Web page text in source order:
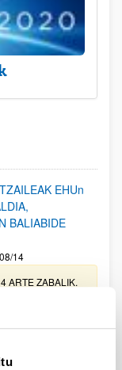
EHUn
BALIABIDE
14
ARTE ZABALIK.
Bibliografikoak